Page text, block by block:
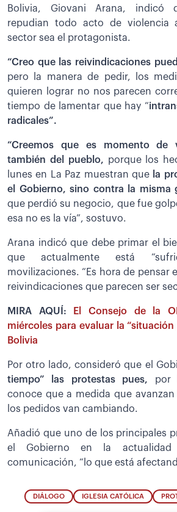
Bolivia, Giovani Arana, indicó
repudian todo acto de violencia
sector sea el protagonista.
“Creo que las reivindicaciones
pero la manera de pedir, los
quieren lograr no nos parecen
tiempo de lamentar que hay “
radicales”.
“Creemos que es momento de
también del pueblo, porque los
lunes en La Paz muestran que la
el Gobierno, sino contra la misma
que perdió su negocio, que fue
esa no es la vía”, sostuvo.
Arana indicó que debe primar el
que actualmente está
movilizaciones. “Es hora de pensar
reivindicaciones que parecen ser
MIRA AQUÍ:
El Consejo de la
miércoles para evaluar la
Bolivia
Por otro lado, consideró que el
tiempo” las protestas pues, por
conoce que a medida que
los pedidos van cambiando.
Añadió que uno de los principales
el Gobierno en la
comunicación, “lo que está
DIÁLOGO IGLESIA CATÓLICA